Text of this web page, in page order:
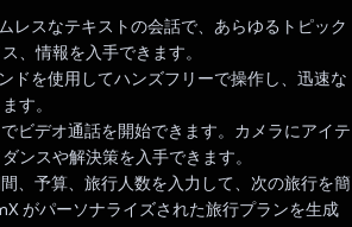
レスなテキストの会話で、あらゆるトピック
、情報を入手できます。
ドを使用してハンズフリーで操作し、迅速な
す。
ビデオ通話を開始できます。カメラにアイテ
ンスや解決策を入手できます。
、予算、旅行人数を入力して、次の旅行を簡
がパーソナライズされた旅行プランを生成